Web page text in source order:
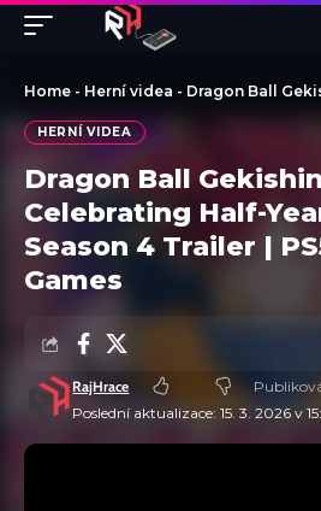
Home - Herní videa - Dragon Ball Gekishin Squadra –
HERNÍ VIDEA
Dragon Ball
Celebrating Half-
Season 4 Trailer |
Games
Poslední aktualizace: 15. 3. 2026 v
RajHrace